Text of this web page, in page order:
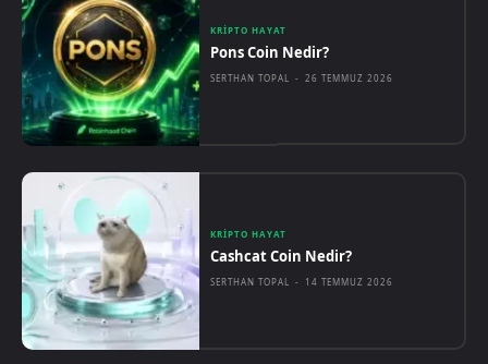
KRIPTO HAYAT
Pons Coin Nedir?
SERTHAN TOPAL - 26 TEMMUZ 2026
KRIPTO HAYAT
Cashcat Coin Nedir?
SERTHAN TOPAL - 14 TEMMUZ 2026